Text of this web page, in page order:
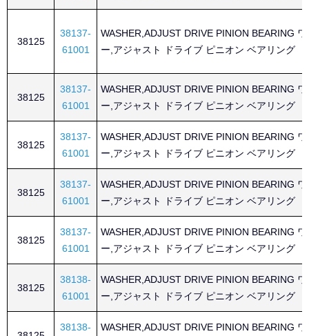
38125
38137-
61001
WASHER,ADJUST DRIVE PINION BEARING
ー,アジャスト ドライブ ピニオン ベアリング
38125
38137-
61001
WASHER,ADJUST DRIVE PINION BEARING
ー,アジャスト ドライブ ピニオン ベアリング
38125
38137-
61001
WASHER,ADJUST DRIVE PINION BEARING
ー,アジャスト ドライブ ピニオン ベアリング
38125
38137-
61001
WASHER,ADJUST DRIVE PINION BEARING
ー,アジャスト ドライブ ピニオン ベアリング
38125
38137-
61001
WASHER,ADJUST DRIVE PINION BEARING
ー,アジャスト ドライブ ピニオン ベアリング
38125
38138-
61001
WASHER,ADJUST DRIVE PINION BEARING
ー,アジャスト ドライブ ピニオン ベアリング
38138-
WASHER,ADJUST DRIVE PINION BEARING